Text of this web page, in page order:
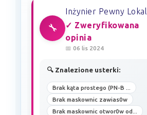
🔧
Inżynier Pewny Lokal
✓ Zweryfikowana
opinia
📅 06 lis 2024
🔍 Znalezione usterki:
Brak kąta prostego (PN-B ...
Brak maskownic zawias0w
Brak maskownic otwor0w od...